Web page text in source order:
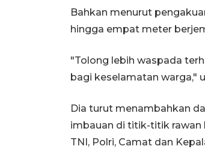
Bahkan menurut
hingga empat meter
"Tolong lebih waspada
bagi keselamatan warga,"
Dia turut menambahkan
imbauan di titik-titik rawan
TNI, Polri, Camat dan